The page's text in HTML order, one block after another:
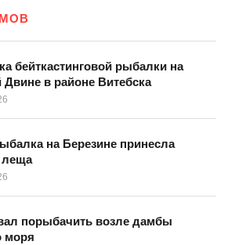
бейткастинговой рыбалки на
Двине в районе Витебска
на Березине принесла
леща
порыбачить возле дамбы
моря